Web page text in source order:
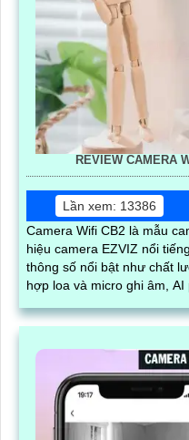
REVIEW CAMERA
Lần xem: 13386
Camera Wifi CB2 là mẫu
hiệu camera EZVIZ nổi tiếng. Mẫu camera này sở hữu
thông số nổi bật như chất
hợp loa và micro ghi âm, AI phát hiện người và báo động